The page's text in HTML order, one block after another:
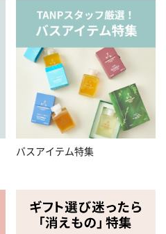
バスアイテム特集